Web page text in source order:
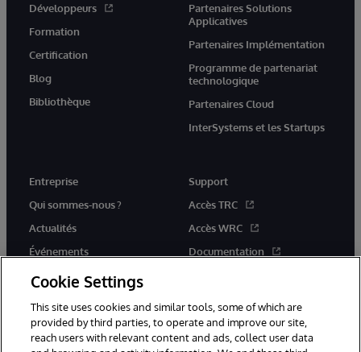
Développeurs
Formation
Certification
Blog
Bibliothèque
Partenaires Solutions
Applicatives
Partenaires Implémentation
Programme de partenariat
technologique
Partenaires Cloud
InterSystems et les Startups
Entreprise
Qui sommes-nous ?
Actualités
Événements
Rejoignez-nous
Support
Accès TRC
Accès WRC
Documentation
Cookie Settings
This site uses cookies and similar tools, some of which are
provided by third parties, to operate and improve our site,
reach users with relevant content and ads, collect user data